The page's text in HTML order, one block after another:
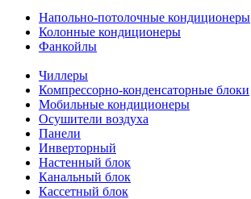
Напольно-потолочные кондиционеры
Колонные кондиционеры
Фанкойлы
Чиллеры
Компрессорно-конденсаторные блоки
Мобильные кондиционеры
Осушители воздуха
Панели
Инверторный
Настенный блок
Канальный блок
Кассетный блок